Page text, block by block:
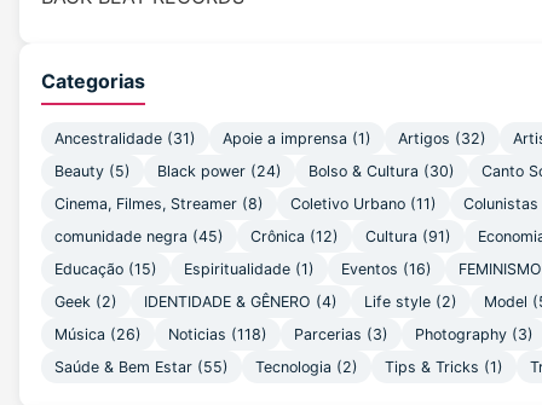
Categorias
Ancestralidade (31) Apoie a imprensa (1) Artigos (32)
Beauty (5) Black power (24) Bolso & Cultura (30)
Canto
Cinema, Filmes, Streamer (8) Coletivo Urbano (11) Colunistas
comunidade negra (45) Crônica (12) Cultura (91)
Educação (15) Espiritualidade (1) Eventos (16)
Geek (2) IDENTIDADE & GÊNERO (4) Life style (2) Model
Música (26) Noticias (118) Parcerias (3) Photography (3)
Saúde & Bem Estar (55) Tecnologia (2) Tips & Tricks (1)